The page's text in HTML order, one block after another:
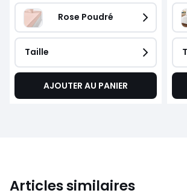
Rose Poudré
Taille
AJOUTER AU PANIER
Articles similaires